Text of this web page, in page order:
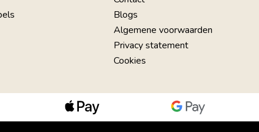
Blogs
Algemene voorwaarden
Privacy statement
Cookies